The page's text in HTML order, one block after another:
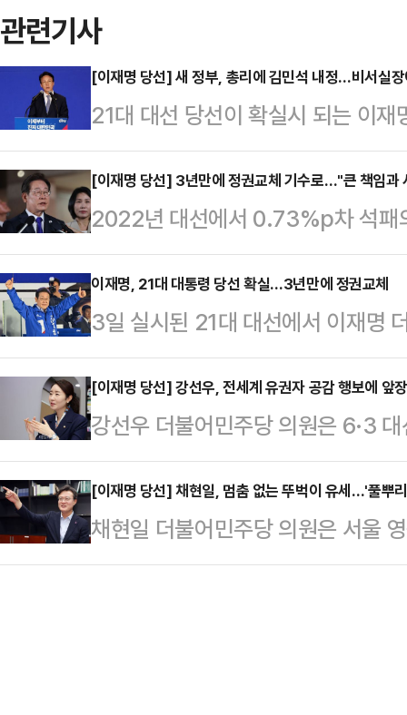
관련기사
[이재명 당선] 새 정부, 총리에 김민석 내정…비서실
21대 대선 당선이 확실시 되는 이
대 국무총리로 김민석 수석최고위
실장에는 강훈식 의원을, 정책실장
으로 전해졌다. 이재명 후보가 전날
내용의 인선은 4일 공식 발표될 것
적 전략통인 4선 중진의원으로 서
지낸 '86 운동권' 출신이다. 지난
회의 전략기획본부장을 맡…
[이재명 당선] 3년만에 정권교체 기수로…"큰 책임과
2022년 대선에서 0.73%p차 석패
대선 후보가 3년만에 정권교체의
대 대선에서 이 후보의 당선이 확
일 0시 52분 기준 개표가 70.12%
48.51%(1190만6560표)를 얻어 1
후보는 42.96%(1054만4167표)
대선 후보는 7.48%(183만6654표
주…
이재명, 21대 대통령 당선 확실…3년만에 정권교체
3일 실시된 21대 대선에서 이재명
되고 있다.이날 중앙선거관리위원
분 개표율 47.30% 기준 득표율
된다.김문수 국민의힘 대선 후보
했다. 두 후보의 득표율 차는
(121만1457표), 권영국 민주노동
다.이재명 후보는 당선이 확실시되
[이재명 당선] 강선우, 전세계 유권자 공감 행보에 앞
강선우 더불어민주당 의원은 6·3
책 비전을 외교적 언어로 번역해내
메시지를 전달하는 교량 역할을 수
위 국제협력단장을 맡아 재외 유권
순한 선거운동을 넘어, '이재명 대
[이재명 당선] 채현일, 멈춤 없는 뚜벅이 유세…'풀뿌
채현일 더불어민주당 의원은 서울
입성 전에는 영등포구청장을 지냈